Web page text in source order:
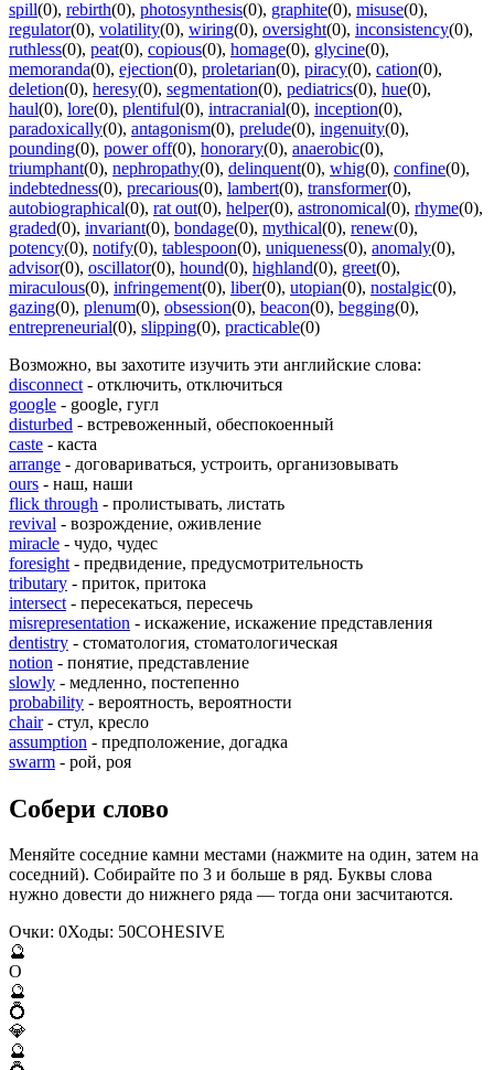
spill(0), rebirth(0), photosynthesis(0), graphite(0), misuse(0),
regulator(0), volatility(0), wiring(0), oversight(0), inconsistency(0),
ruthless(0), peat(0), copious(0), homage(0), glycine(0),
memoranda(0), ejection(0), proletarian(0), piracy(0), cation(0),
deletion(0), heresy(0), segmentation(0), pediatrics(0), hue(0),
haul(0), lore(0), plentiful(0), intracranial(0), inception(0),
paradoxically(0), antagonism(0), prelude(0), ingenuity(0),
pounding(0), power off(0), honorary(0), anaerobic(0),
triumphant(0), nephropathy(0), delinquent(0), whig(0), confine(0),
indebtedness(0), precarious(0), lambert(0), transformer(0),
autobiographical(0), rat out(0), helper(0), astronomical(0), rhyme(0),
graded(0), invariant(0), bondage(0), mythical(0), renew(0),
potency(0), notify(0), tablespoon(0), uniqueness(0), anomaly(0),
advisor(0), oscillator(0), hound(0), highland(0), greet(0),
miraculous(0), infringement(0), liber(0), utopian(0), nostalgic(0),
gazing(0), plenum(0), obsession(0), beacon(0), begging(0),
entrepreneurial(0), slipping(0), practicable(0)
Возможно, вы захотите изучить эти английские слова:
disconnect - отключить, отключиться
google - google, гугл
disturbed - встревоженный, обеспокоенный
caste - каста
arrange - договариваться, устроить, организовывать
ours - наш, наши
flick through - пролистывать, листать
revival - возрождение, оживление
miracle - чудо, чудес
foresight - предвидение, предусмотрительность
tributary - приток, притока
intersect - пересекаться, пересечь
misrepresentation - искажение, искажение представления
dentistry - стоматология, стоматологическая
notion - понятие, представление
slowly - медленно, постепенно
probability - вероятность, вероятности
chair- стул, кресло
assumption - предположение, догадка
swarm - рой, роя
Собери слово
Меняйте соседние камни местами (нажмите на один, затем на
соседний). Собирайте по 3 и больше в ряд. Буквы слова
нужно довести до нижнего ряда — тогда они засчитаются.
Очки: 0Ходы: 50COHESIVE
🔮
O
🔮
💍
💎
🔮